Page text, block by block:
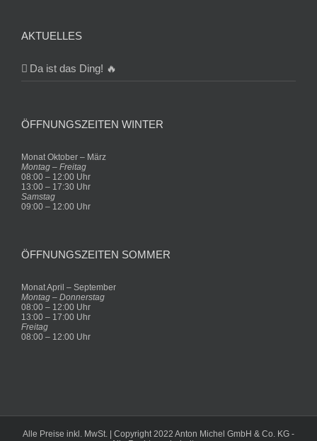
AKTUELLES
Da ist das Ding! 🔥
ÖFFNUNGSZEITEN WINTER
Monat Oktober – März
Montag – Freitag
08:00 – 12:00 Uhr
13:00 – 17:30 Uhr
Samstag
09:00 – 12:00 Uhr
ÖFFNUNGSZEITEN SOMMER
Monat April – September
Montag – Donnerstag
08:00 – 12:00 Uhr
13:00 – 17:00 Uhr
Freitag
08:00 – 12:00 Uhr
Alle Preise inkl. MwSt. | Copyright 2022 Anton Michel GmbH & Co. KG -